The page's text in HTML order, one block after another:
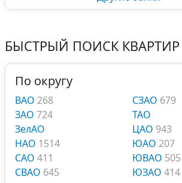
БЫСТРЫЙ ПОИСК КВАРТИР
По округу
ВАО 268
ЗАО 724
ЗелАО
НАО 1514
САО 411
СВАО 645
СЗАО 679
ТАО
ЦАО 943
ЮАО 207
ЮВАО 505
ЮЗАО 414